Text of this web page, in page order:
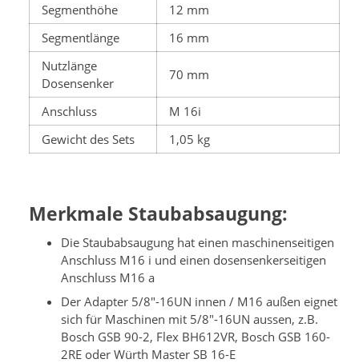
Segmenthöhe
12 mm
Segmentlänge
16 mm
Nutzlänge
Dosensenker
70 mm
Anschluss
M 16i
Gewicht des Sets
1,05 kg
Merkmale Staubabsaugung:
Die Staubabsaugung hat einen maschinenseitigen
Anschluss M16 i und einen dosensenkerseitigen
Anschluss M16 a
Der Adapter 5/8"-16UN innen / M16 außen eignet
sich für Maschinen mit 5/8"-16UN aussen, z.B.
Bosch GSB 90-2, Flex BH612VR, Bosch GSB 160-
2RE oder Würth Master SB 16-E